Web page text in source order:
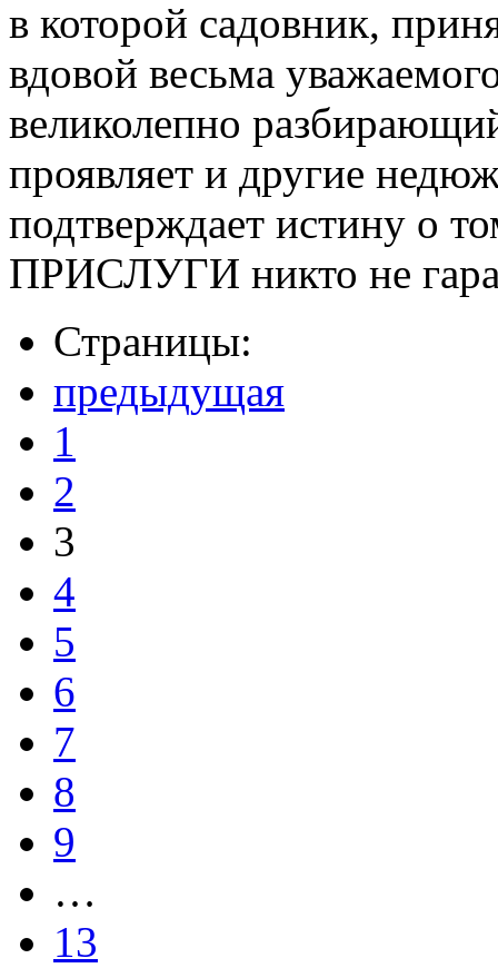
в которой садовник,
вдовой весьма
великолепно
проявляет и другие
подтверждает истину о
ПРИСЛУГИ никто не
Страницы:
предыдущая
1
2
3
4
5
6
7
8
9
…
13